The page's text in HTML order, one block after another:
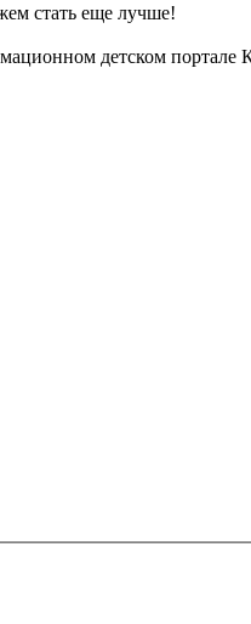
стать еще лучше!
детском портале